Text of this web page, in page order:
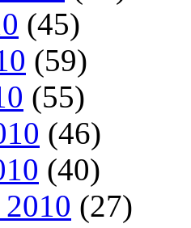
(45)
(59)
(55)
(46)
(40)
(27)